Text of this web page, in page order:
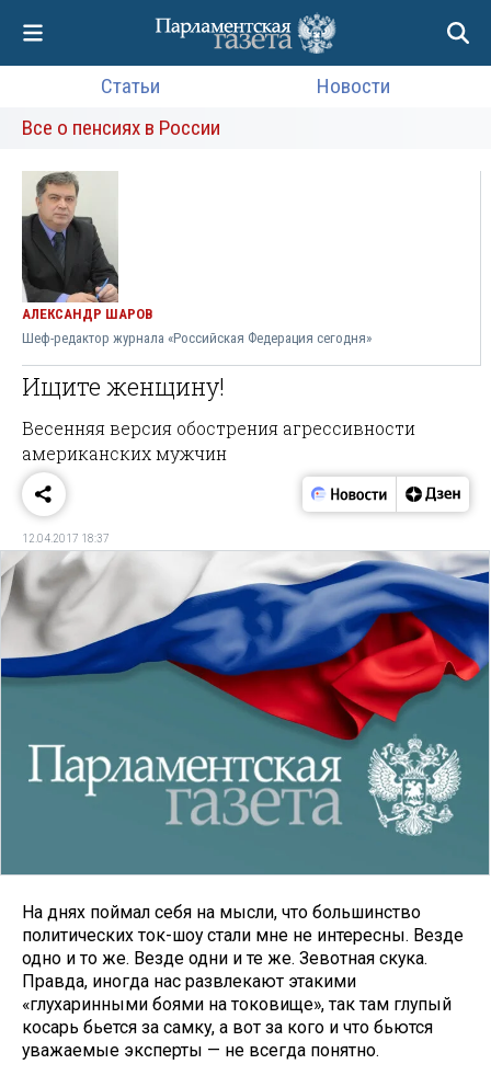
Статьи
Новости
Все о пенсиях в России
АЛЕКСАНДР ШАРОВ
Шеф-редактор журнала «Российская Федерация сегодня»
Ищите женщину!
Весенняя версия обострения агрессивности
американских мужчин
12.04.2017 18:37
На днях поймал себя на мысли, что большинство
политических ток-шоу стали мне не интересны. Везде
одно и то же. Везде одни и те же. Зевотная скука.
Правда, иногда нас развлекают этакими
«глухаринными боями на токовище», так там глупый
косарь бьется за самку, а вот за кого и что бьются
уважаемые эксперты — не всегда понятно.